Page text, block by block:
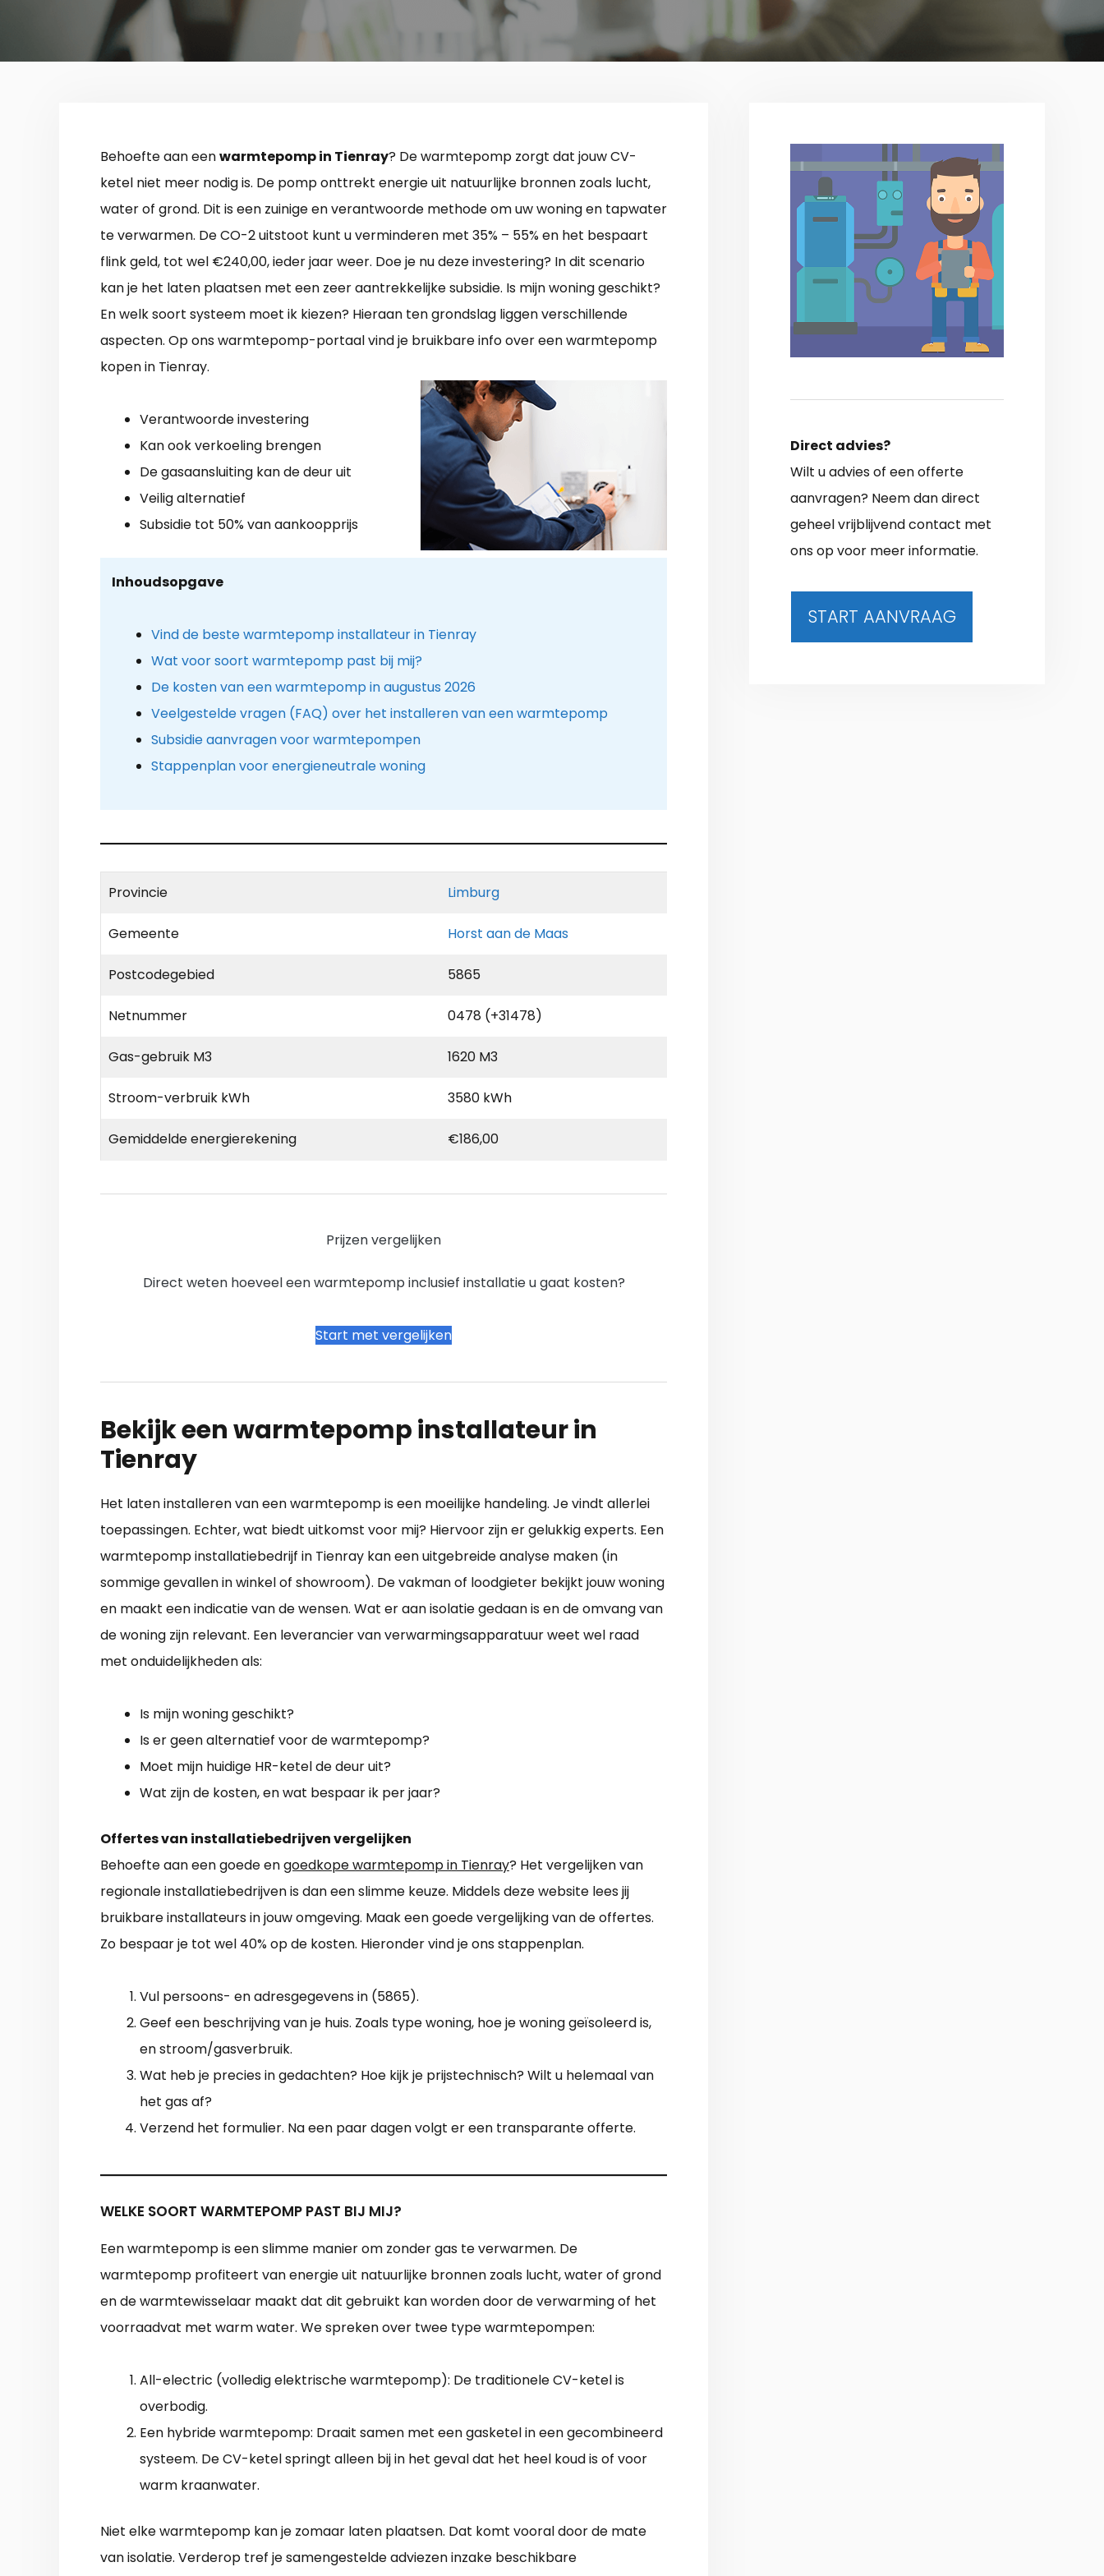
Behoefte aan eenwarmtepomp in Tienray? De warmtepomp zorgt dat jouw CV-
ketel niet meer nodig is. De pomp onttrekt energie uit natuurlijke bronnen zoals lucht,
water of grond. Dit is een zuinige en verantwoorde methode om uw woning en tapwater
te verwarmen. De CO-2 uitstoot kunt u verminderen met 35% – 55% en het bespaart
flink geld, tot wel €240,00, ieder jaar weer. Doe je nu deze investering? In dit scenario
kan je het laten plaatsen met een zeer aantrekkelijke subsidie. Is mijn woning geschikt?
En welk soort systeem moet ik kiezen? Hieraan ten grondslag liggen verschillende
aspecten. Op ons warmtepomp-portaal vind je bruikbare info over een warmtepomp
kopen in Tienray.
Verantwoorde investering
Kan ook verkoeling brengen
De gasaansluiting kan de deur uit
Veilig alternatief
Subsidie tot 50% van aankoopprijs
Inhoudsopgave
Vind de beste warmtepomp installateur in Tienray
Wat voor soort warmtepomp past bij mij?
De kosten van een warmtepomp in augustus 2026
Veelgestelde vragen (FAQ) over het installeren van een warmtepomp
Subsidie aanvragen voor warmtepompen
Stappenplan voor energieneutrale woning
Provincie Limburg
Gemeente Horst aan de Maas
Postcodegebied 5865
Netnummer 0478 (+31478)
Gas-gebruik M3 1620 M3
Stroom-verbruik kWh 3580 kWh
Gemiddelde energierekening €186,00
Prijzen vergelijken
Direct weten hoeveel een warmtepomp inclusief installatie u gaat kosten?
Start met vergelijken
Bekijk een warmtepomp installateur in
Tienray
Het laten installeren van een warmtepomp is een moeilijke handeling. Je vindt allerlei
toepassingen. Echter, wat biedt uitkomst voor mij? Hiervoor zijn er gelukkig experts. Een
warmtepomp installatiebedrijf in Tienray kan een uitgebreide analyse maken (in
sommige gevallen in winkel of showroom). De vakman of loodgieter bekijkt jouw woning
en maakt een indicatie van de wensen. Wat er aan isolatie gedaan is en de omvang van
de woning zijn relevant. Een leverancier van verwarmingsapparatuur weet wel raad
met onduidelijkheden als:
Is mijn woning geschikt?
Is er geen alternatief voor de warmtepomp?
Moet mijn huidige HR-ketel de deur uit?
Wat zijn de kosten, en wat bespaar ik per jaar?
Offertes van installatiebedrijven vergelijken
Behoefte aan een goede engoedkope warmtepomp in Tienray? Het vergelijken van
regionale installatiebedrijven is dan een slimme keuze. Middels deze website lees jij
bruikbare installateurs in jouw omgeving. Maak een goede vergelijking van de offertes.
Zo bespaar je tot wel 40% op de kosten. Hieronder vind je ons stappenplan.
Vul persoons- en adresgegevens in (5865).
Geef een beschrijving van je huis. Zoals type woning, hoe je woning geïsoleerd is,
en stroom/gasverbruik.
Wat heb je precies in gedachten? Hoe kijk je prijstechnisch? Wilt u helemaal van
het gas af?
Verzend het formulier. Na een paar dagen volgt er een transparante offerte.
WELKE SOORT WARMTEPOMP PAST BIJ MIJ?
Een warmtepomp is een slimme manier om zonder gas te verwarmen. De
warmtepomp profiteert van energie uit natuurlijke bronnen zoals lucht, water of grond
en de warmtewisselaar maakt dat dit gebruikt kan worden door de verwarming of het
voorraadvat met warm water. We spreken over twee type warmtepompen:
All-electric (volledig elektrische warmtepomp): De traditionele CV-ketel is
overbodig.
Een hybride warmtepomp: Draait samen met een gasketel in een gecombineerd
systeem. De CV-ketel springt alleen bij in het geval dat het heel koud is of voor
warm kraanwater.
Niet elke warmtepomp kan je zomaar laten plaatsen. Dat komt vooral door de mate
van isolatie. Verderop tref je samengestelde adviezen inzake beschikbare
Direct advies?
Wilt u advies of een offerte
aanvragen? Neem dan direct
geheel vrijblijvend contact met
ons op voor meer informatie.
START AANVRAAG